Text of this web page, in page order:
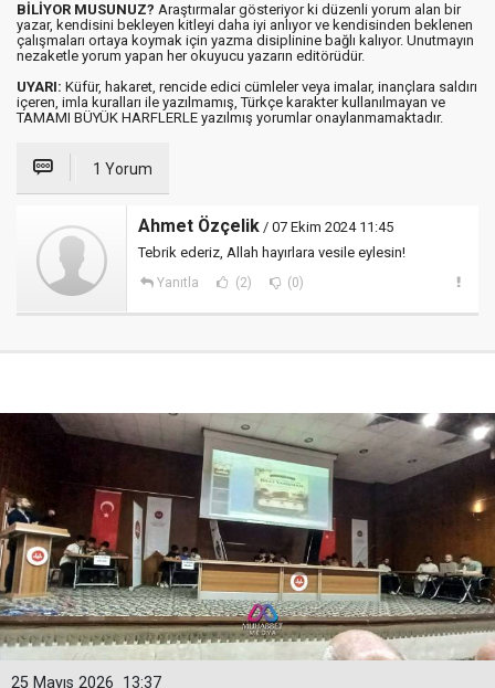
BİLİYOR MUSUNUZ? Araştırmalar gösteriyor ki düzenli yorum alan bir
yazar, kendisini bekleyen kitleyi daha iyi anlıyor ve kendisinden beklenen
çalışmaları ortaya koymak için yazma disiplinine bağlı kalıyor. Unutmayın
nezaketle yorum yapan her okuyucu yazarın editörüdür.
UYARI: Küfür, hakaret, rencide edici cümleler veya imalar, inançlara saldırı
içeren, imla kuralları ile yazılmamış, Türkçe karakter kullanılmayan ve
TAMAMI BÜYÜK HARFLERLE yazılmış yorumlar onaylanmamaktadır.
1 Yorum
Ahmet Özçelik / 07 Ekim 2024 11:45
Tebrik ederiz, Allah hayırlara vesile eylesin!
Yanıtla (2) (0)
13:37
25 Mayıs 2026